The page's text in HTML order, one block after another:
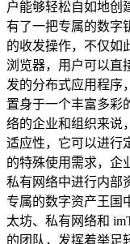
户能够轻松自如地创
有了一把专属的数字
的收发操作，不仅如
浏览器，用户可以直
发的分布式应用程序
置身于一个丰富多彩
络的企业和组织来说
适应性，它可以进行
的特殊使用需求，企
私有网络中进行内部
专属的数字资产王国
太坊、私有网络和
的团队，发挥着举足